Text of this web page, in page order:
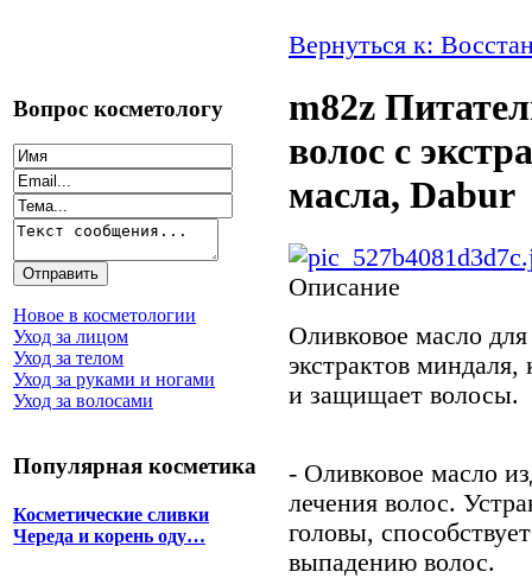
Вопрос косметологу
Новое в косметологии
Уход за лицом
Уход за телом
Уход за руками и ногами
Уход за волосами
Популярная косметика
Косметические сливки
Череда и корень оду…
Вернуться к:
m82z
волос с
масла, Dabur
Описание
Оливковое масло
экстрактов
и защищает волосы.
- Оливковое масло
лечения волос.
головы,
выпадению волос.